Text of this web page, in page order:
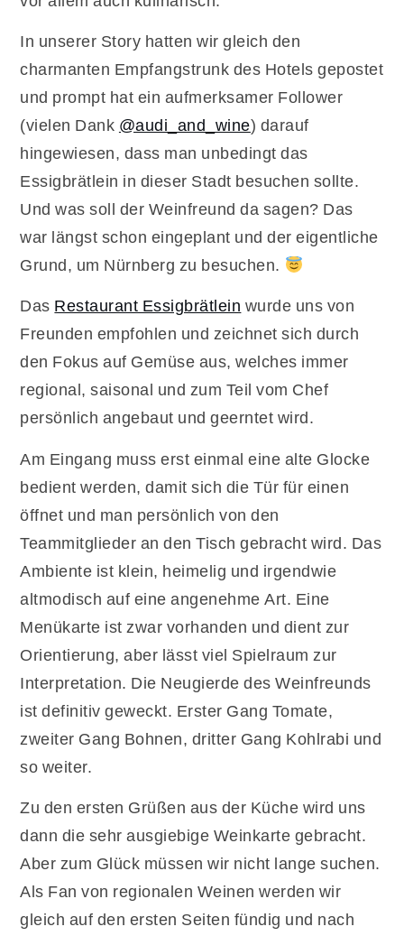
In unserer Story hatten wir gleich den
charmanten Empfangstrunk des Hotels gepostet
und prompt hat ein aufmerksamer Follower
(vielen Dank @audi_and_wine) darauf
hingewiesen, dass man unbedingt das
Essigbrätlein in dieser Stadt besuchen sollte.
Und was soll der Weinfreund da sagen? Das
war längst schon eingeplant und der eigentliche
Grund, um Nürnberg zu besuchen.
Das Restaurant Essigbrätlein wurde uns von
Freunden empfohlen und zeichnet sich durch
den Fokus auf Gemüse aus, welches immer
regional, saisonal und zum Teil vom Chef
persönlich angebaut und geerntet wird.
Am Eingang muss erst einmal eine alte Glocke
bedient werden, damit sich die Tür für einen
öffnet und man persönlich von den
Teammitglieder an den Tisch gebracht wird. Das
Ambiente ist klein, heimelig und irgendwie
altmodisch auf eine angenehme Art. Eine
Menükarte ist zwar vorhanden und dient zur
Orientierung, aber lässt viel Spielraum zur
Interpretation. Die Neugierde des Weinfreunds
ist definitiv geweckt. Erster Gang Tomate,
zweiter Gang Bohnen, dritter Gang Kohlrabi und
so weiter.
Zu den ersten Grüßen aus der Küche wird uns
dann die sehr ausgiebige Weinkarte gebracht.
Aber zum Glück müssen wir nicht lange suchen.
Als Fan von regionalen Weinen werden wir
gleich auf den ersten Seiten fündig und nach